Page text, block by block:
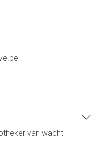
van wacht